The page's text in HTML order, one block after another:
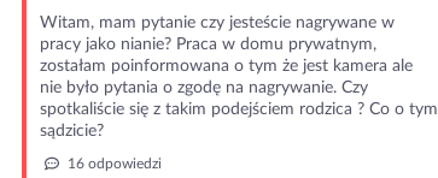
Witam, mam pytanie czy jesteście nagrywane w
pracy jako nianie? Praca w domu prywatnym,
zostałam poinformowana o tym że jest kamera ale
nie było pytania o zgodę na nagrywanie. Czy
spotkaliście się z takim podejściem rodzica ? Co o tym
sądzicie?
16 odpowiedzi